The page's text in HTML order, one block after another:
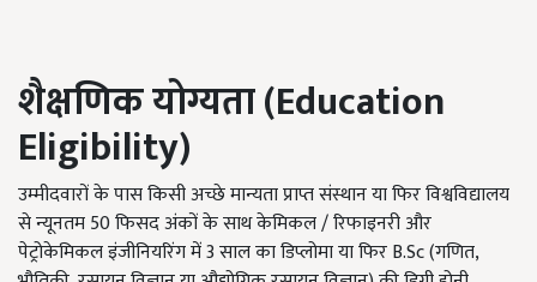
शैक्षणिक योग्यता (Education
Eligibility)
उम्मीदवारों के पास किसी अच्छे मान्यता प्राप्त संस्थान या फिर विश्वविद्यालय
से न्यूनतम 50 फिसद अंकों के साथ केमिकल / रिफाइनरी और
पेट्रोकेमिकल इंजीनियरिंग में 3 साल का डिप्लोमा या फिर B.Sc (गणित,